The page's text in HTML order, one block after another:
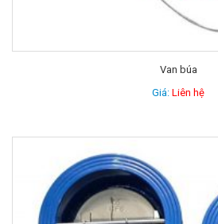
Van búa
Giá: Liên hệ